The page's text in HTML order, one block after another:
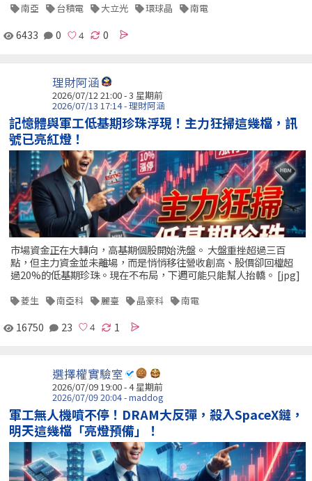
南亞 台積電 大立光 環球晶 南電
6433 0 0
理財阿涵
2026/07/12 21:00 - 3 星期前
2026/07/13 17:14 - 理財阿涵
記憶體與軍工低基期珍珠浮現！主力狂掃這幾檔，訊
號已亮紅燈！
市場資金正在大轉向，高基期個股開始洗盤。 大盤重挫超過三百
點，但主力資金並未離場，而是悄悄移往營收創高、股價卻回檔超
過20%的低基期珍珠。現在不布局，下週可能只能幫人抬轎。 [jpg]
菱生 南亞科 麗臺 晶豪科 南電
16750 23 1
選擇權實驗室
2026/07/09 19:00 - 4 星期前
2026/07/09 20:04 - maddog
軍工無人機噴不停！DRAM大反彈，殺入SpaceX鏈，
明天這幾檔「亮燈預備」！